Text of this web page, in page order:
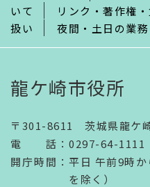
いて
リンク・著作権
扱い
夜間・土日の業務
龍ケ崎市役所
〒301-8611 茨城県龍ケ
電話 ： 0297-64-1111
開庁時間 ： 平日 午前9時
を除く）